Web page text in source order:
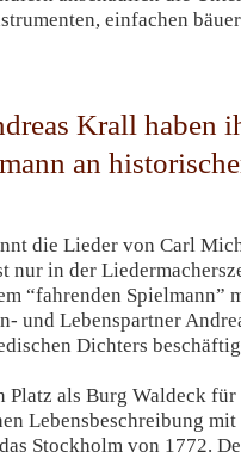
einfachen
Krall haben
an
die Lieder von Carl
nur in der
“fahrenden Spielmann”
und Lebenspartner
Dichters
Platz als Burg Waldeck
Lebensbeschreibung
Stockholm von 1772.